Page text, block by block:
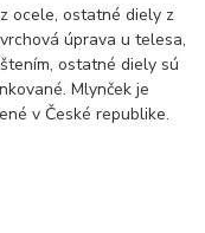
ocele, ostatné diely z
úprava u telesa,
ostatné diely sú
Mlynček je
v České republike.